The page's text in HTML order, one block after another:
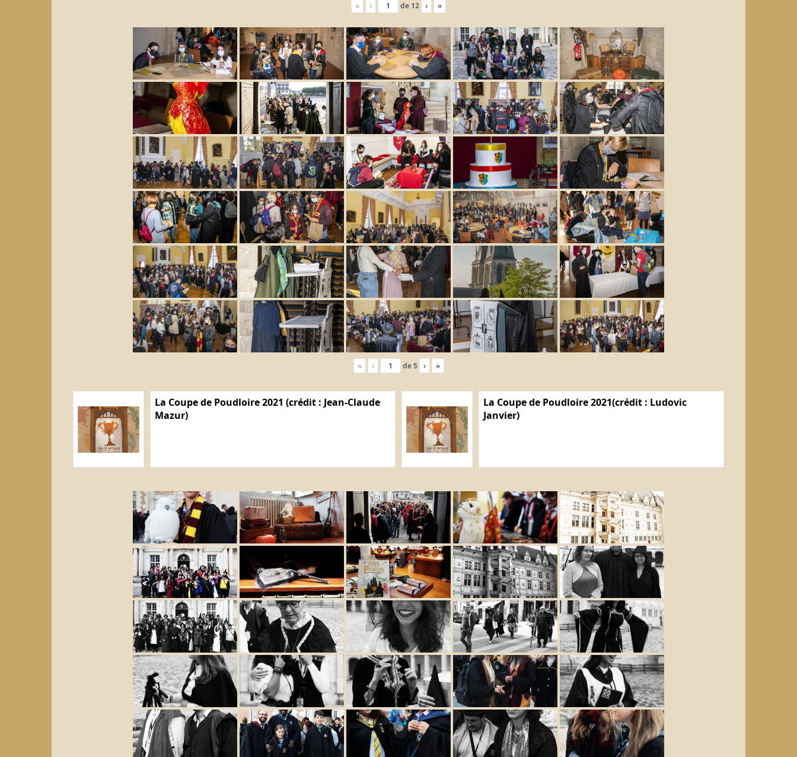
« ‹ de 12 › »
« ‹ de5 › »
La Coupe de Poudloire 2021 (crédit : Jean-Claude
Mazur)
La Coupe de Poudloire 2021(crédit : Ludovic
Janvier)